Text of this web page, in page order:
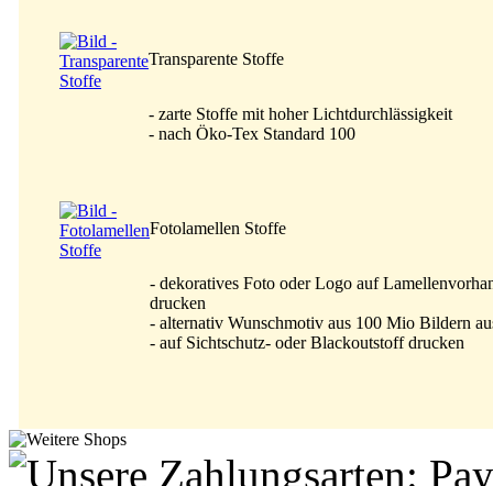
Transparente Stoffe
- zarte Stoffe mit hoher Lichtdurchlässigkeit
- nach Öko-Tex Standard 100
Fotolamellen Stoffe
- dekoratives Foto oder Logo auf
drucken
- alternativ Wunschmotiv aus 100 Mio Bildern
- auf Sichtschutz- oder Blackoutstoff drucken